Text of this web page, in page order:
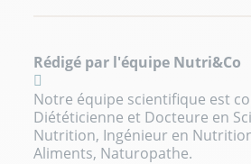
Rédigé par l'équipe Nutri&Co
Notre équipe scientifique est
Diététicienne et Docteure en
Nutrition, Ingénieur en
Aliments, Naturopathe.